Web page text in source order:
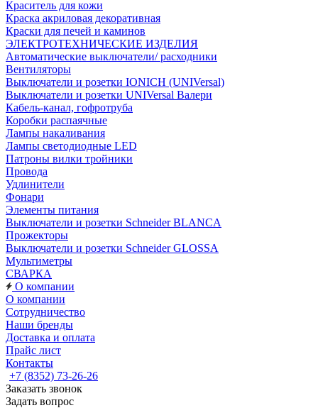
Краситель для кожи
Краска акриловая декоративная
Краски для печей и каминов
ЭЛЕКТРОТЕХНИЧЕСКИЕ ИЗДЕЛИЯ
Автоматические выключатели/ расходники
Вентиляторы
Выключатели и розетки IONICH (UNIVersal)
Выключатели и розетки UNIVersal Валери
Кабель-канал, гофротруба
Коробки распаячные
Лампы накаливания
Лампы светодиодные LED
Патроны вилки тройники
Провода
Удлинители
Фонари
Элементы питания
Выключатели и розетки Schneider BLANCA
Прожекторы
Выключатели и розетки Schneider GLOSSA
Мультиметры
СВАРКА
О компании
О компании
Сотрудничество
Наши бренды
Доставка и оплата
Прайс лист
Контакты
+7 (8352) 73-26-26
Заказать звонок
Задать вопрос